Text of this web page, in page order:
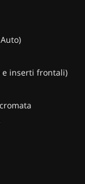
e inserti frontali)